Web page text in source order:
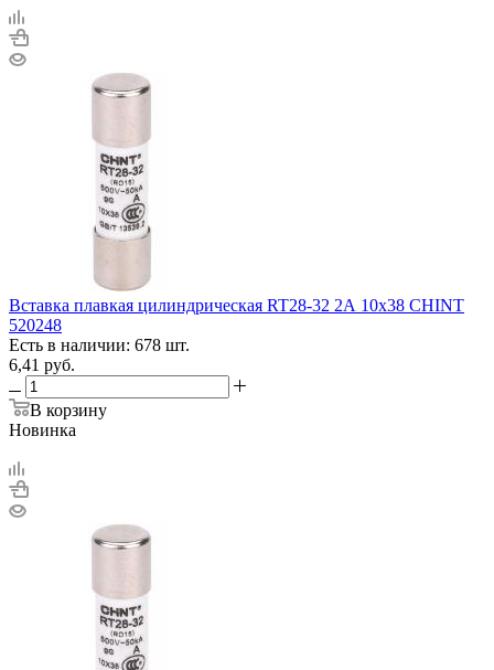
Вставка плавкая цилиндрическая RT28-32 2А 10х38 CHINT
520248
Есть в наличии: 678 шт.
6,41 руб.
В корзину
Новинка